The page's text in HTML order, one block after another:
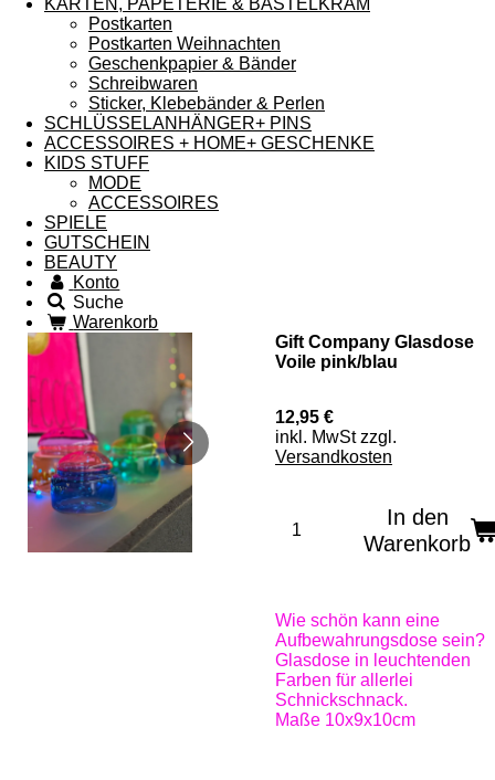
KARTEN, PAPETERIE & BASTELKRAM
Postkarten
Postkarten Weihnachten
Geschenkpapier & Bänder
Schreibwaren
Sticker, Klebebänder & Perlen
SCHLÜSSELANHÄNGER+ PINS
ACCESSOIRES + HOME+ GESCHENKE
KIDS STUFF
MODE
ACCESSOIRES
SPIELE
GUTSCHEIN
BEAUTY
Konto
Suche
Warenkorb
Gift Company Glasdose
Voile pink/blau
12,95 €
inkl. MwSt zzgl.
Versandkosten
In den
Warenkorb
Wie schön kann eine
Aufbewahrungsdose sein?
Glasdose in leuchtenden
Farben für allerlei
Schnickschnack.
Maße 10x9x10cm